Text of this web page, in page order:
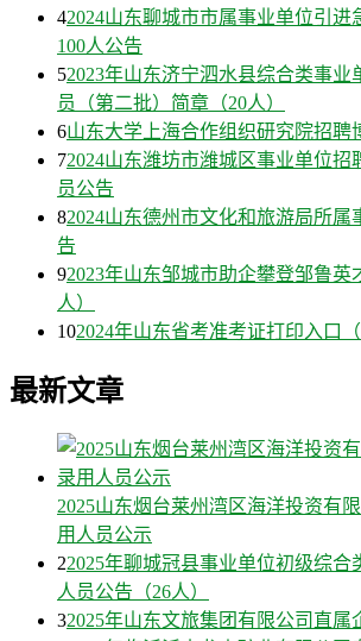
42024山东聊城市市属事业单位引进
100人公告
52023年山东济宁泗水县综合类事业
员（第二批）简章（20人）
6山东大学上海合作组织研究院招聘
72024山东潍坊市潍城区事业单位招
员公告
82024山东德州市文化和旅游局所属
告
92023年山东邹城市助企攀登邹鲁英
人）
102024年山东省考准考证打印入口（
最新文章
2025山东烟台莱州湾区海洋投资有
用人员公示
22025年聊城冠县事业单位初级综合
人员公告（26人）
32025年山东文旅集团有限公司直属